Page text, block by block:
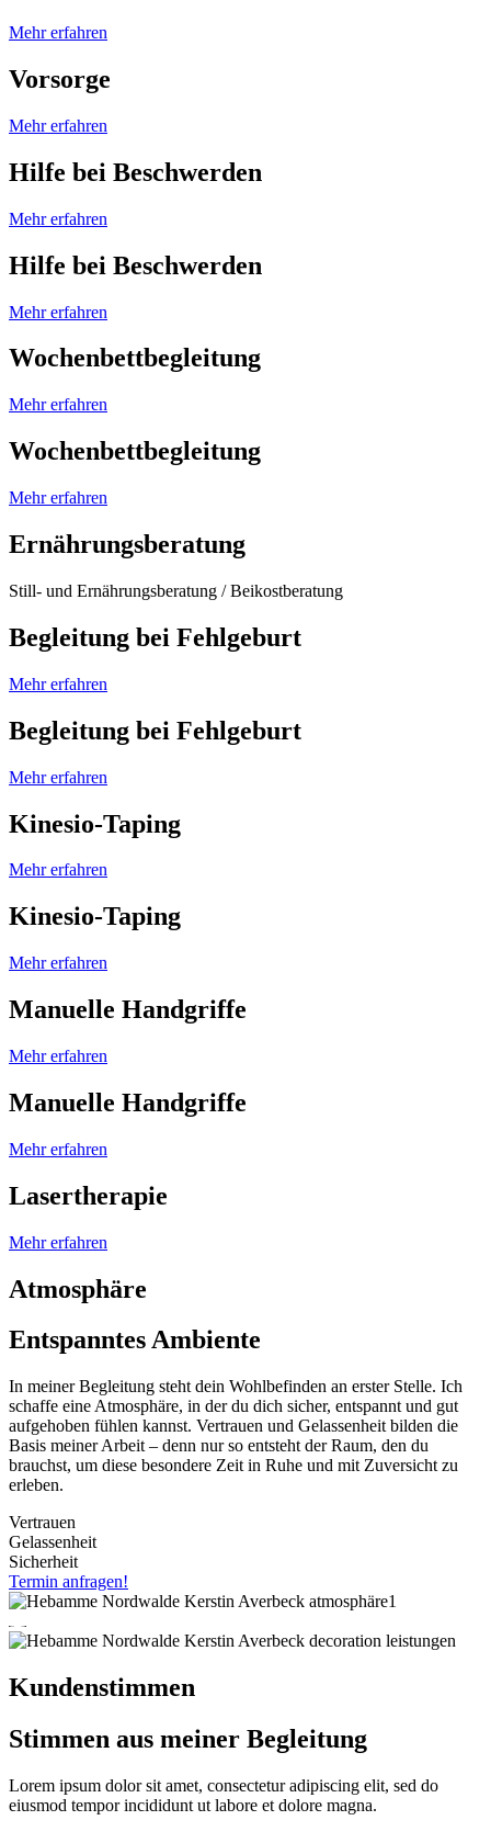
Mehr erfahren
Vorsorge
Mehr erfahren
Hilfe bei Beschwerden
Mehr erfahren
Hilfe bei Beschwerden
Mehr erfahren
Wochenbettbegleitung
Mehr erfahren
Wochenbettbegleitung
Mehr erfahren
Ernährungsberatung
Still- und Ernährungsberatung / Beikostberatung
Begleitung bei Fehlgeburt
Mehr erfahren
Begleitung bei Fehlgeburt
Mehr erfahren
Kinesio-Taping
Mehr erfahren
Kinesio-Taping
Mehr erfahren
Manuelle Handgriffe
Mehr erfahren
Manuelle Handgriffe
Mehr erfahren
Lasertherapie
Mehr erfahren
Atmosphäre
Entspanntes Ambiente
In meiner Begleitung steht dein Wohlbefinden an erster Stelle. Ich
schaffe eine Atmosphäre, in der du dich sicher, entspannt und gut
aufgehoben fühlen kannst. Vertrauen und Gelassenheit bilden die
Basis meiner Arbeit – denn nur so entsteht der Raum, den du
brauchst, um diese besondere Zeit in Ruhe und mit Zuversicht zu
erleben.
Vertrauen
Gelassenheit
Sicherheit
Termin anfragen!
Kundenstimmen
Stimmen aus meiner Begleitung
Lorem ipsum dolor sit amet, consectetur adipiscing elit, sed do
eiusmod tempor incididunt ut labore et dolore magna.